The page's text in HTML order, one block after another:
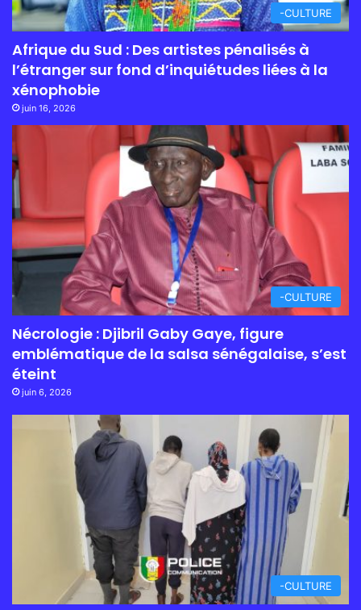
-CULTURE
Afrique du Sud : Des artistes pénalisés à
l’étranger sur fond d’inquiétudes liées à la
xénophobie
juin 16, 2026
-CULTURE
Nécrologie : Djibril Gaby Gaye, figure
emblématique de la salsa sénégalaise, s’est
éteint
juin 6, 2026
-CULTURE